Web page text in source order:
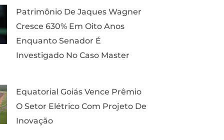
Patrimônio De Jaques Wagner
Cresce 630% Em Oito Anos
Enquanto Senador É
Investigado No Caso Master
Equatorial Goiás Vence Prêmio
O Setor Elétrico Com Projeto De
Inovação